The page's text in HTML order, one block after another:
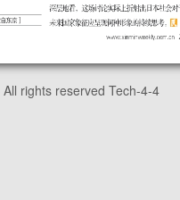
All rights reserved Tech-4-4